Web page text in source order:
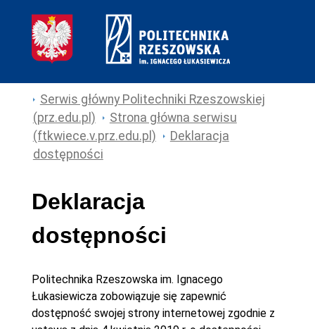
Serwis główny Politechniki Rzeszowskiej
(prz.edu.pl)
Strona główna serwisu
(ftkwiece.v.prz.edu.pl)
Deklaracja
dostępności
Deklaracja
dostępności
Politechnika Rzeszowska im. Ignacego
Łukasiewiczazobowiązuje się zapewnić
dostępność swojej strony internetowej zgodnie z